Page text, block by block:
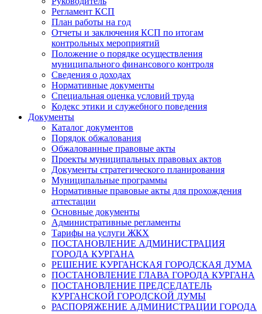
Регламент КСП
План работы на год
Отчеты и заключения КСП по итогам
контрольных мероприятий
Положение о порядке осуществления
муниципального финансового контроля
Сведения о доходах
Нормативные документы
Специальная оценка условий труда
Кодекс этики и служебного поведения
Документы
Каталог документов
Порядок обжалования
Обжалованные правовые акты
Проекты муниципальных правовых актов
Документы стратегического планирования
Муниципальные программы
Нормативные правовые акты для прохождения
аттестации
Основные документы
Административные регламенты
Тарифы на услуги ЖКХ
ПОСТАНОВЛЕНИЕ АДМИНИСТРАЦИЯ
ГОРОДА КУРГАНА
РЕШЕНИЕ КУРГАНСКАЯ ГОРОДСКАЯ ДУМА
ПОСТАНОВЛЕНИЕ ГЛАВА ГОРОДА КУРГАНА
ПОСТАНОВЛЕНИЕ ПРЕДСЕДАТЕЛЬ
КУРГАНСКОЙ ГОРОДСКОЙ ДУМЫ
РАСПОРЯЖЕНИЕ АДМИНИСТРАЦИИ ГОРОДА